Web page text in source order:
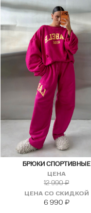
БРЮКИ СПОРТИВНЫЕ
ЦЕНА
12 990₽
ЦЕНА СО СКИДКОЙ
6 990 ₽